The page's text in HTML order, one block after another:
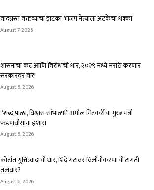
वादग्रस्त वक्तव्याचा झटका, भाजप नेत्याला अटकेचा धक्का
August 7, 2026
शासनाचा कट आणि विरोधाची धार, २०२९ मध्ये मराठे करणार
सरकारवर वार!
August 6, 2026
“शब्द पाळा, विश्वास सांभाळा!” अमोल मिटकरींचा मुख्यमंत्री
फडणवीसांना इशारा
August 6, 2026
कोर्टात युक्तिवादाची धार, शिंदे गटावर विलीनीकरणाची टांगती
तलवार?
August 6, 2026